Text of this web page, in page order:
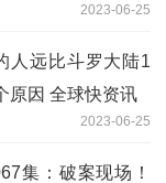
2023-06-25
人远比斗罗大陆1
原因 全球快资讯
2023-06-25
集：破案现场！